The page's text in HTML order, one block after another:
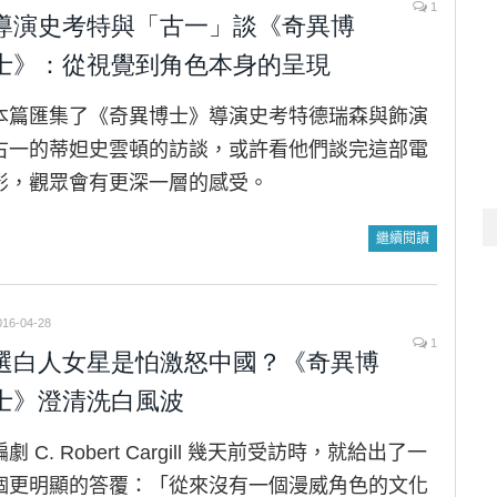
1
演史考特與「古一」談《奇異博
》：從視覺到角色本身的呈現
篇匯集了《奇異博士》導演史考特德瑞森與飾演
一的蒂妲史雲頓的訪談，或許看他們談完這部電
，觀眾會有更深一層的感受。
繼續閱讀
04-28
1
白人女星是怕激怒中國？《奇異博
》澄清洗白風波
劇 C. Robert Cargill 幾天前受訪時，就給出了一
更明顯的答覆：「從來沒有一個漫威角色的文化